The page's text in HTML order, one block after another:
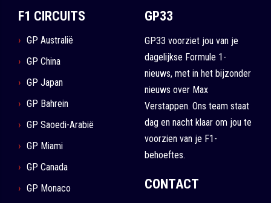
F1 CIRCUITS
GP Australië
GP China
GP Japan
GP Bahrein
GP Saoedi-Arabië
GP Miami
GP Canada
GP Monaco
GP33
GP33 voorziet jou van je
dagelijkse Formule 1-
nieuws, met in het bijzonder
nieuws over Max
Verstappen. Ons team staat
dag en nacht klaar om jou te
voorzien van je F1-
behoeftes.
CONTACT